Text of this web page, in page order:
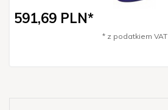
591,69 PLN*
* z podatkiem VAT